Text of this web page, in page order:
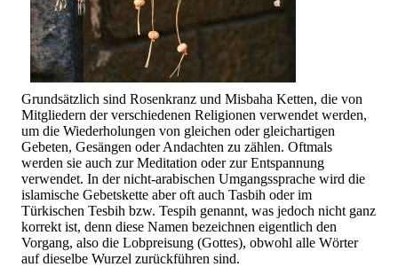
Grundsätzlich sind Rosenkranz und Misbaha Ketten, die von
Mitgliedern der verschiedenen Religionen verwendet werden,
um die Wiederholungen von gleichen oder gleichartigen
Gebeten, Gesängen oder Andachten zu zählen. Oftmals
werden sie auch zur Meditation oder zur Entspannung
verwendet. In der nicht-arabischen Umgangssprache wird die
islamische Gebetskette aber oft auch Tasbih oder im
Türkischen Tesbih bzw. Tespih genannt, was jedoch nicht ganz
korrekt ist, denn diese Namen bezeichnen eigentlich den
Vorgang, also die Lobpreisung (Gottes), obwohl alle Wörter
auf dieselbe Wurzel zurückführen sind.